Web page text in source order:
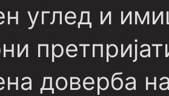
углед и
доверба